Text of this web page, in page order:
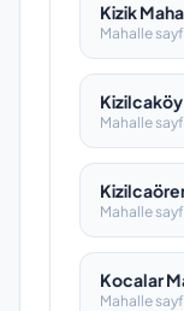
Kizik
Mahalle
Mahalle
Mahalle
Kocalar
Mahalle